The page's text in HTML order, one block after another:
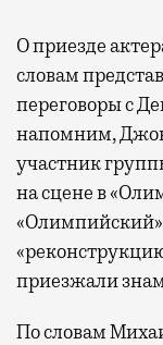
О приезде
словам
переговоры с
напомним,
участник
на сцене в
«Олимпийский»
приезжали
По словам